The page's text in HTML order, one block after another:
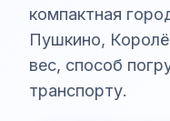
компактная
Пушкино,
вес, способ
транспорту.